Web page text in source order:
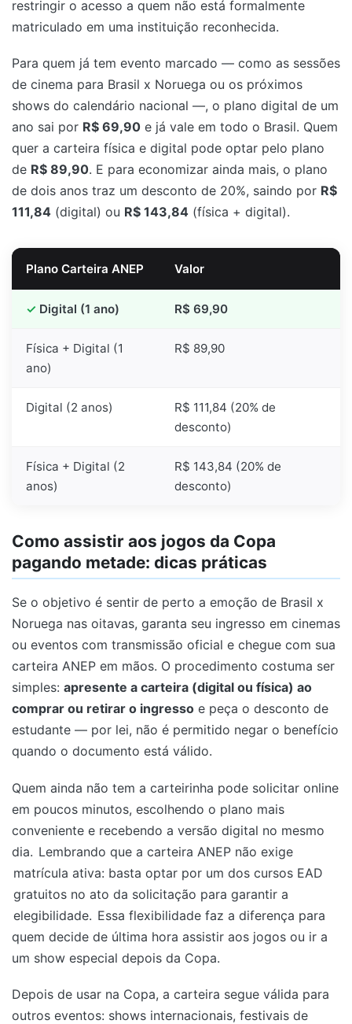
restringir o acesso a quem não está formalmente
matriculado em uma instituição reconhecida.
Para quem já tem evento marcado — como as sessões
de cinema para Brasil x Noruega ou os próximos
shows do calendário nacional —, o plano digital de um
ano sai por R$ 69,90 e já vale em todo o Brasil. Quem
quer a carteira física e digital pode optar pelo plano
de R$ 89,90. E para economizar ainda mais, o plano
de dois anos traz um desconto de 20%, saindo por R$
111,84 (digital) ou R$ 143,84 (física + digital).
Plano Carteira ANEP Valor
Digital (1 ano) R$ 69,90
Física + Digital (1
ano)
R$ 89,90
Digital (2 anos)
R$ 111,84 (20% de
desconto)
Física + Digital (2
anos)
R$ 143,84 (20% de
desconto)
Como assistir aos jogos da Copa
pagando metade: dicas práticas
Se o objetivo é sentir de perto a emoção de Brasil x
Noruega nas oitavas, garanta seu ingresso em cinemas
ou eventos com transmissão oficial e chegue com sua
carteira ANEP em mãos. O procedimento costuma ser
simples: apresente a carteira (digital ou física) ao
comprar ou retirar o ingresso e peça o desconto de
estudante — por lei, não é permitido negar o benefício
quando o documento está válido.
Quem ainda não tem a carteirinha pode solicitar online
em poucos minutos, escolhendo o plano mais
conveniente e recebendo a versão digital no mesmo
dia. Lembrando que a carteira ANEP não exige
matrícula ativa: basta optar por um dos cursos EAD
gratuitos no ato da solicitação para garantir a
elegibilidade. Essa flexibilidade faz a diferença para
quem decide de última hora assistir aos jogos ou ir a
um show especial depois da Copa.
Depois de usar na Copa, a carteira segue válida para
outros eventos: shows internacionais, festivais de